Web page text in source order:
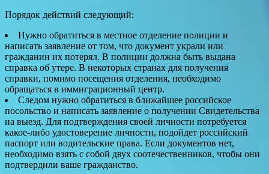
Порядок действий следующий:
Нужно обратиться в местное отделение полиции и
написать заявление от том, что документ украли или
гражданин их потерял. В полиции должна быть выдана
справка об утере. В некоторых странах для получения
справки, помимо посещения отделения, необходимо
обращаться в иммиграционный центр.
Следом нужно обратиться в ближайшее российское
посольство и написать заявление о получении Свидетельства
на выезд. Для подтверждения своей личности потребуется
какое-либо удостоверение личности, подойдет российский
паспорт или водительские права. Если документов нет,
необходимо взять с собой двух соотечественников, чтобы они
подтвердили ваше гражданство.